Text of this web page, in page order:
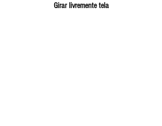
Girar livremente tela